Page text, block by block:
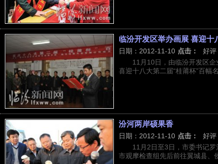
临汾开发区举办画展 喜迎十
日期：2012-11-10 点击：
好评
11月10日，由临汾开发区
喜迎十八大第二届“桂莆杯”百幅
汾河两岸硕果香
日期：2012-11-10 点击：
好评
11月2日至3日，市委书记
市观摩检查组先后前往翼城县、